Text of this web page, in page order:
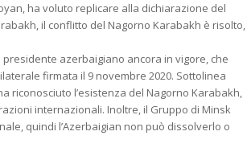
ha voluto replicare alla dichiarazione del
il conflitto del Nagorno Karabakh è risolto,
azerbaigiano ancora in vigore, che
firmata il 9 novembre 2020. Sottolinea
riconosciuto l’esistenza del Nagorno Karabakh,
internazionali. Inoltre, il Gruppo di Minsk
quindi l’Azerbaigian non può dissolverlo o